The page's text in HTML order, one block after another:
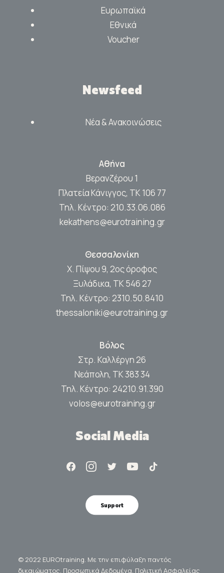
Ευρωπαϊκά
Εθνικά
Voucher
Newsfeed
Νέα & Ανακοινώσεις
Αθήνα
Βερανζέρου 1
Πλατεία Κάνιγγος, ΤΚ 106 77
Τηλ. Κέντρο: 210.33.06.086
kekathens@eurotraining.gr
Θεσσαλονίκη
Χ. Πίψου 9, 2ος όροφος
Ξυλάδικα, ΤΚ 546 27
Τηλ. Κέντρο: 2310.50.8410
thessaloniki@eurotraining.gr
Βόλος
Στρ. Καλλέργη 26
Νεάπολη, ΤΚ 383 34
Τηλ. Κέντρο: 24210.91.390
volos@eurotraining.gr
Social Media
Support
© 2022 EUROtraining. Με την επιφύλαξη παντός
δικαιώματος. Προσωπικά Δεδομένα. Πολιτική Ασφαλείας